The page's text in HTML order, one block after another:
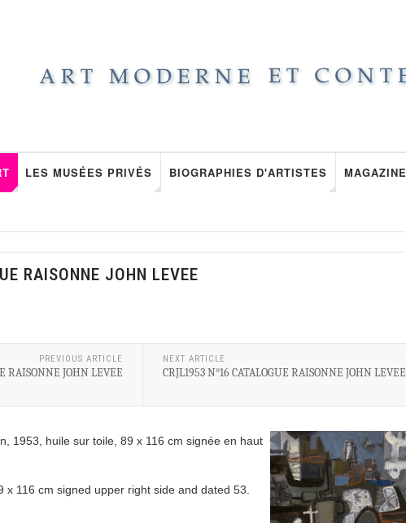
LES MUSÉES PRIVÉS BIOGRAPHIES D'ARTISTES MAGAZINE
RAISONNE JOHN LEVEE
PREVIOUS ARTICLE
RAISONNE JOHN LEVEE
NEXT ARTICLE
CRJL1953 N°16 CATALOGUE RAISONNE JOHN LEVEE
1953, huile sur toile, 89 x 116 cm signée en haut
116 cm signed upper right side and dated 53.